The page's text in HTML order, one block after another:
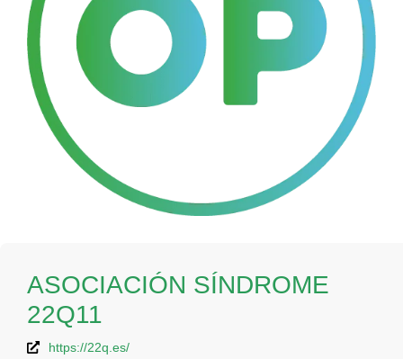
ASOCIACIÓN SÍNDROME
22Q11
https://22q.es/